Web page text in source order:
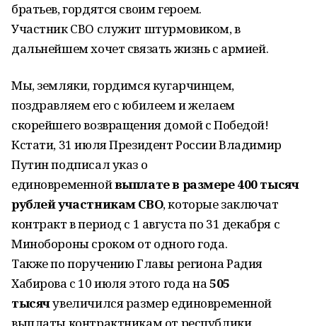
братьев, гордятся своим героем.
Участник СВО служит штурмовиком, в
дальнейшем хочет связать жизнь с армией.
Мы, земляки, гордимся кугарчинцем,
поздравляем его с юбилеем и желаем
скорейшего возвращения домой с Победой!
Кстати, 31 июля Президент России Владимир
Путин подписал указ о
единовременнойвыплате в размере 400 тысяч
рублей участникам СВО, которые заключат
контракт в период с 1 августа по 31 декабря с
Минобороны сроком от одного года.
Также по поручению Главы региона Радия
Хабирова с 10 июля этого года на505
тысячувеличился размер единовременной